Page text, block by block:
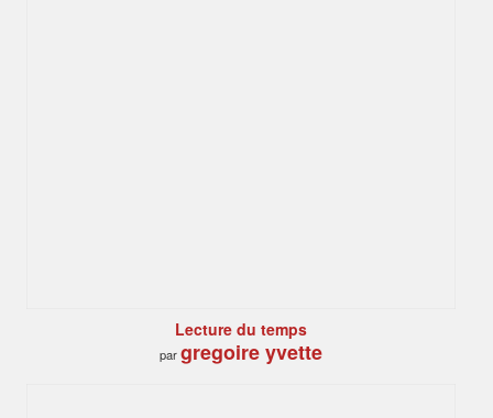
Lecture du temps
pargregoire yvette